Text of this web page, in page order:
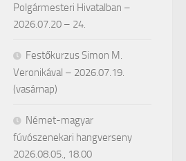
Polgármesteri Hivatalban –
2026.07.20 – 24.
Festőkurzus Simon M.
Veronikával – 2026.07.19.
(vasárnap)
Német-magyar
fúvószenekari hangverseny
2026.08.05., 18.00